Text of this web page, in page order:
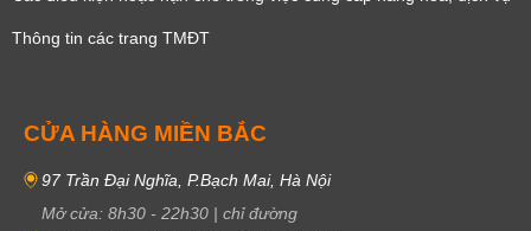
Thông tin các trang TMĐT
CỬA HÀNG MIỀN BẮC
97 Trần Đại Nghĩa, P.Bạch Mai, Hà Nội
Mở cửa: 8h30 - 22h30 | chỉ đường